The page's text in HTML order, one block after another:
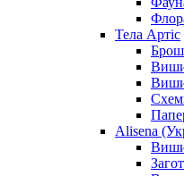
Тела Артіс
Alisena